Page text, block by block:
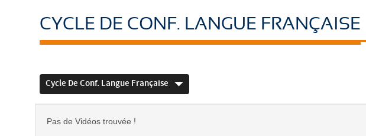
CYCLE DE CONF. LANGUE FRANÇAISE
Cycle De Conf. Langue Française
Pas de Vidéos trouvée !